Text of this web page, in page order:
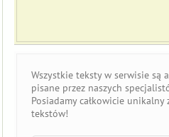
Wszystkie teksty w serwisie są
pisane przez naszych
Posiadamy całkowicie unikalny
tekstów!